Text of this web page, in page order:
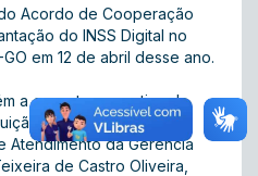
Acordo de Cooperação
do INSS Digital no
em 12 de abril desse ano.
a gerente executiva do
Maria Luzeni dos
Atendimento da Gerência
de Castro Oliveira,